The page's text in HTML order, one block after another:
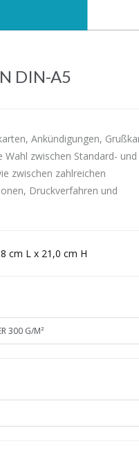
DIN-A5
Ankündigungen,
Wahl zwischen Standard- und
zwischen zahlreichen
Druckverfahren und
cm L x 21,0 cm H